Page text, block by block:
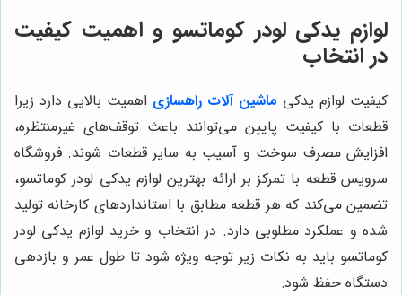
لوازم یدکی لودر کوماتسو و اهمیت کیفیت
در انتخاب
کیفیت لوازم یدکی ماشین آلات راهسازی اهمیت بالایی دارد زیرا
قطعات با کیفیت پایین می‌توانند باعث توقف‌های غیرمنتظره،
افزایش مصرف سوخت و آسیب به سایر قطعات شوند. فروشگاه
سرویس قطعه با تمرکز بر ارائه بهترین لوازم یدکی لودر کوماتسو،
تضمین می‌کند که هر قطعه مطابق با استانداردهای کارخانه تولید
شده و عملکرد مطلوبی دارد. در انتخاب و خرید لوازم یدکی لودر
کوماتسو باید به نکات زیر توجه ویژه شود تا طول عمر و بازدهی
دستگاه حفظ شود: